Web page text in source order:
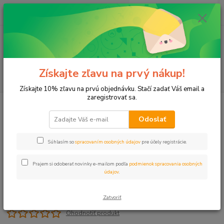
Menu
(Po-Pia, 8-17 hod.)
ks
za0 €
Príslušenstvo
Spätná klapka 2" nylon DN50
Ohodnotiť produkt
Získajte zľavu na prvý nákup!
Získajte 10% zľavu na prvú objednávku. Stačí zadať Váš email a
zaregistrovať sa.
Odoslať
Súhlasím sospracovaním osobných údajov pre účely registrácie.
Prajem si odoberať novinky e-mailom podľa podmienok spracovania osobných
údajov
Zatvoriť